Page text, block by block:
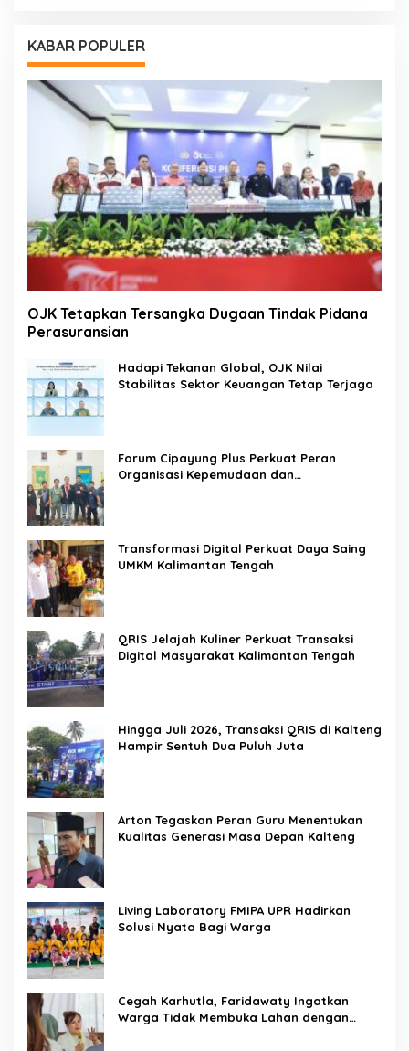
KABAR POPULER
OJK Tetapkan Tersangka Dugaan Tindak Pidana
Perasuransian
Hadapi Tekanan Global, OJK Nilai
Stabilitas Sektor Keuangan Tetap Terjaga
Forum Cipayung Plus Perkuat Peran
Organisasi Kepemudaan dan
Transformasi Digital Perkuat Daya Saing
UMKM Kalimantan Tengah
QRIS Jelajah Kuliner Perkuat Transaksi
Digital Masyarakat Kalimantan Tengah
Hingga Juli 2026, Transaksi QRIS di Kalteng
Hampir Sentuh Dua Puluh Juta
Arton Tegaskan Peran Guru Menentukan
Kualitas Generasi Masa Depan Kalteng
Living Laboratory FMIPA UPR Hadirkan
Solusi Nyata Bagi Warga
Cegah Karhutla, Faridawaty Ingatkan
Warga Tidak Membuka Lahan dengan